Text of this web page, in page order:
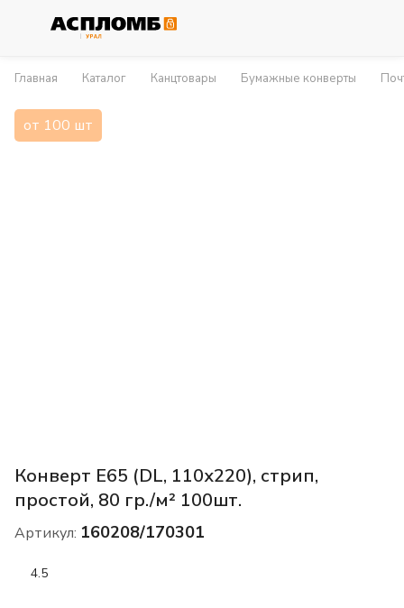
Главная Каталог Канцтовары Бумажные конверты
от 100 шт
Конверт Е65 (DL, 110х220), стрип,
простой, 80 гр./м² 100шт.
Артикул: 160208/170301
4.5